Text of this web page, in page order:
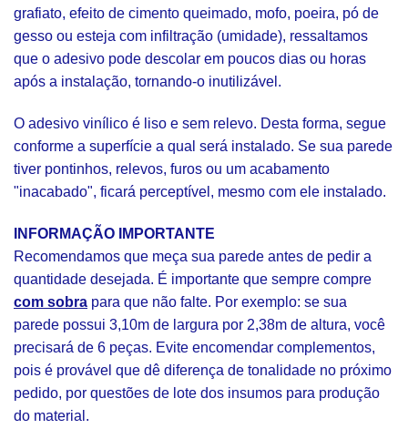
grafiato, efeito de cimento queimado, mofo, poeira, pó de
gesso ou esteja com infiltração (umidade), ressaltamos
que o adesivo pode descolar em poucos dias ou horas
após a instalação, tornando-o inutilizável.
O adesivo vinílico é liso e sem relevo. Desta forma, segue
conforme a superfície a qual será instalado. Se sua parede
tiver pontinhos, relevos, furos ou um acabamento
"inacabado", ficará perceptível, mesmo com ele instalado.
INFORMAÇÃO IMPORTANTE
Recomendamos que meça sua parede antes de pedir a
quantidade desejada. É importante que sempre compre
com sobra para que não falte. Por exemplo: se sua
parede possui 3,10m de largura por 2,38m de altura, você
precisará de 6 peças. Evite encomendar complementos,
pois é provável que dê diferença de tonalidade no próximo
pedido, por questões de lote dos insumos para produção
do material.